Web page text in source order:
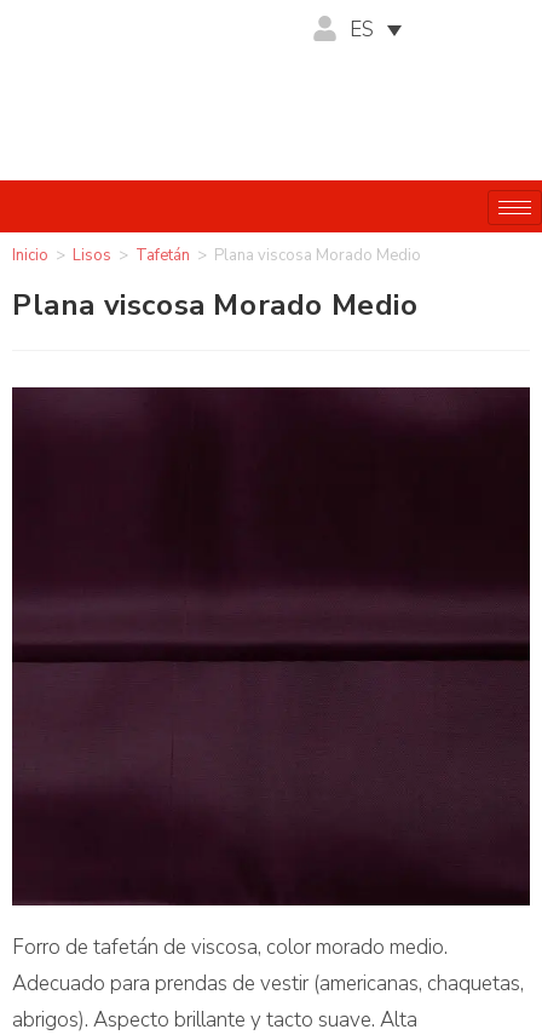
ES
Inicio > Lisos > Tafetán > Plana viscosa Morado Medio
Plana viscosa Morado Medio
Forro de tafetán de viscosa, color morado medio.
Adecuado para prendas de vestir (americanas, chaquetas,
abrigos). Aspecto brillante y tacto suave. Alta